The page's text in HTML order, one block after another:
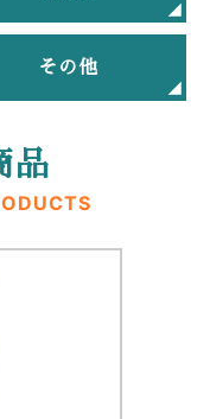
その他
品